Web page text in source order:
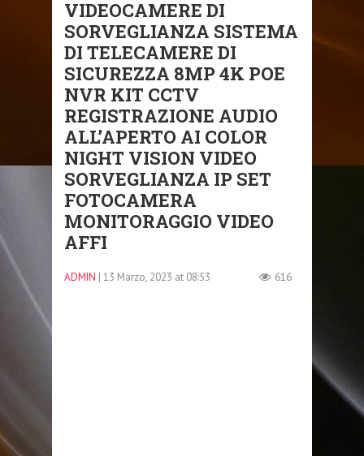
VIDEOCAMERE DI
SORVEGLIANZA SISTEMA
DI TELECAMERE DI
SICUREZZA 8MP 4K POE
NVR KIT CCTV
REGISTRAZIONE AUDIO
ALL’APERTO AI COLOR
NIGHT VISION VIDEO
SORVEGLIANZA IP SET
FOTOCAMERA
MONITORAGGIO VIDEO
AFFI
ADMIN | 13 Marzo, 2023 at 08:53 616